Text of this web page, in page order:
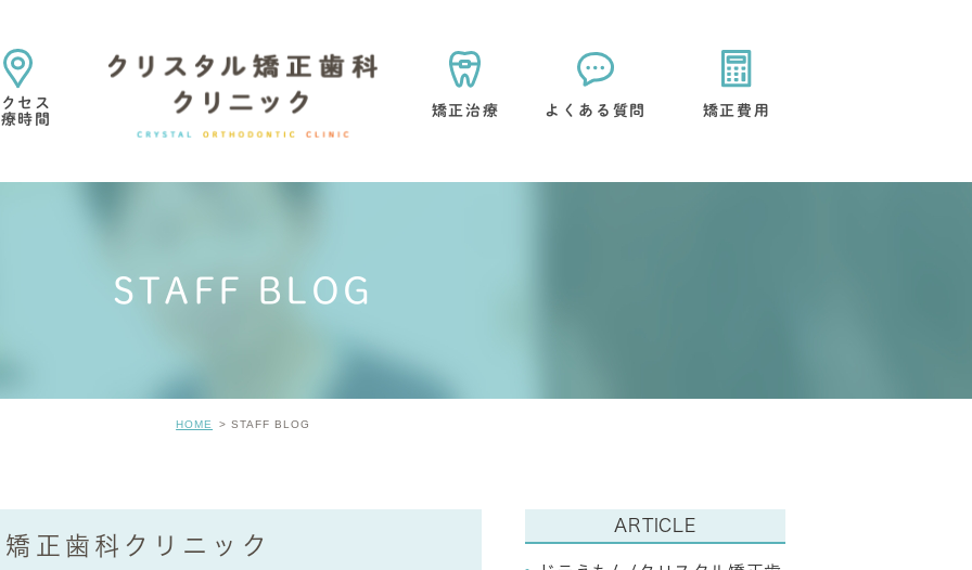
セス
時間
矯正治療
正治療の目的・考え方 矯正専門医院を選ぶ理由
ウスピース型矯正歯科
小児矯正
よくある質問 矯正費用
STAFF BLOG
HOME STAFF BLOG
正歯科クリニック
ARTICLE